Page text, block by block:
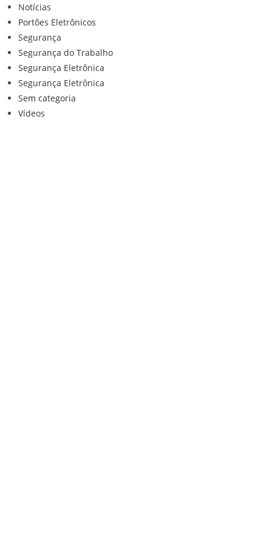
Notícias
Portões Eletrônicos
Segurança
Segurança do Trabalho
Segurança Eletrônica
Segurança Eletrônica
Sem categoria
Vídeos